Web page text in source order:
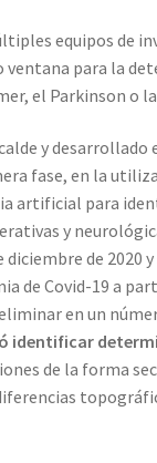
equipos de
para la
el Parkinson o
y
fase, en la
artificial para
y
diciembre de
de Covid-19 a
en un
identificar
de la forma